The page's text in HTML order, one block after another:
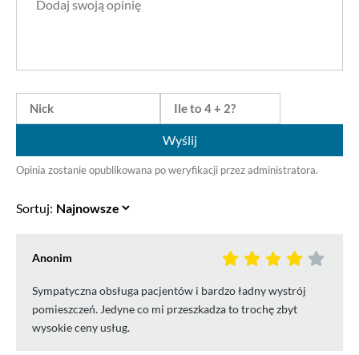
Wyślij
Opinia zostanie opublikowana po weryfikacji przez administratora.
Sortuj:
Anonim
Sympatyczna obsługa pacjentów i bardzo ładny wystrój
pomieszczeń. Jedyne co mi przeszkadza to trochę zbyt
wysokie ceny usług.